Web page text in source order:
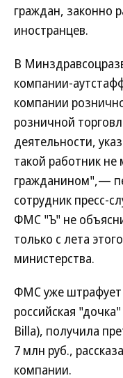
граждан, законно
иностранцев.
В
компании-
компании
розничной
деятельности,
такой работник
гражданином",—
сотрудник пресс-
ФМС "Ъ" не
только с лета
министерства.
ФМС уже штрафует
российская
Billa), получила
7 млн руб.,
компании.